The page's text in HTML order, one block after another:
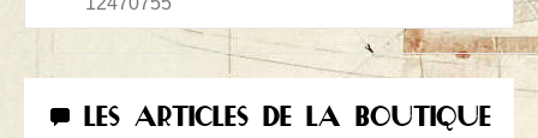
LES ARTICLES DE LA BOUTIQUE